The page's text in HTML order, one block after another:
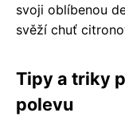
svoji oblíbenou
svěží chuť
Tipy a triky
polevu